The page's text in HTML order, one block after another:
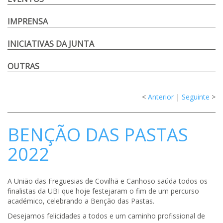
IMPRENSA
INICIATIVAS DA JUNTA
OUTRAS
< Anterior | Seguinte >
BENÇÃO DAS PASTAS
2022
A União das Freguesias de Covilhã e Canhoso saúda todos os
finalistas da UBI que hoje festejaram o fim de um percurso
académico, celebrando a Benção das Pastas.
Desejamos felicidades a todos e um caminho profissional de